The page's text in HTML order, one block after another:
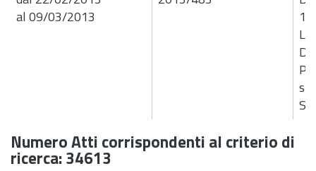
al 09/03/2013
Numero Atti corrispondenti al criterio di
ricerca: 34613